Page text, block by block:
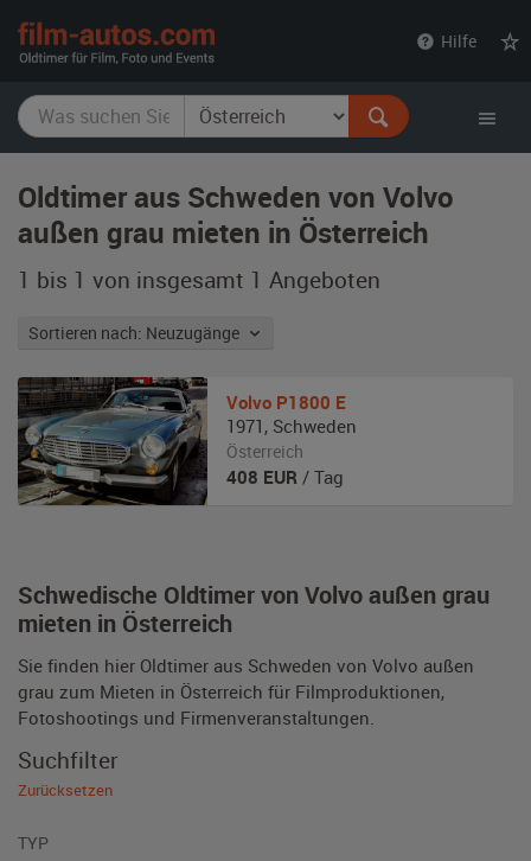
Hilfe
Oldtimer aus Schweden von Volvo
außen grau mieten in Österreich
1 bis 1 von insgesamt 1 Angeboten
Sortieren nach: Neuzugänge
Schwedische Oldtimer von Volvo außen grau
mieten in Österreich
Sie finden hier Oldtimer aus Schweden von Volvo außen
grau zum Mieten in Österreich für Filmproduktionen,
Fotoshootings und Firmenveranstaltungen.
Volvo P1800 E
1971 , Schweden
Österreich
408 EUR / Tag
Suchfilter
Zurücksetzen
TYP